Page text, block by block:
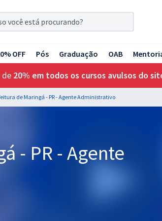
OFF Pós Graduação OAB
de 20% em todos os cursos avulsos do
de Maringá - PR - Agente Administrativo
- PR - Agente